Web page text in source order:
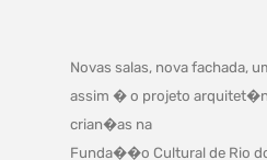
Novas salas, nova fachada,
assim � o projeto
crian�as na
Funda��o Cultural de Rio